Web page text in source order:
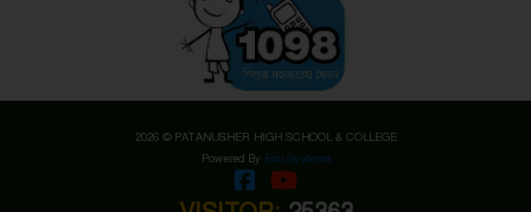
2026 © PATANUSHER HIGH SCHOOL & COLLEGE
Powered By Edu Systems